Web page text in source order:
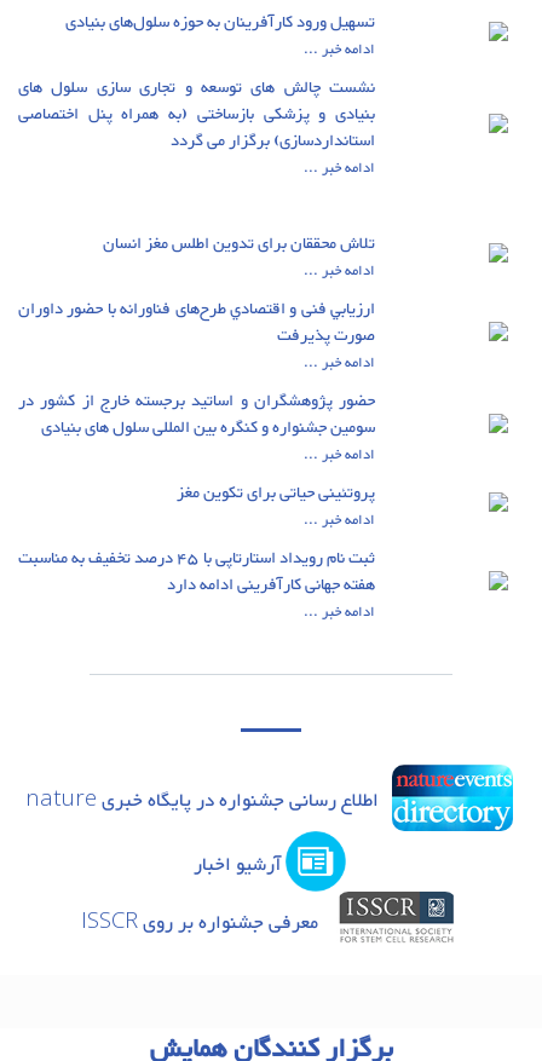
تسهیل ورود کارآفرینان به حوزه سلول‌های بنیادی
ادامه خبر ...
نشست چالش های توسعه و تجاری سازی سلول های
بنیادی و پزشکی بازساختی (به همراه پنل اختصاصی
استانداردسازی) برگزار می گردد
ادامه خبر ...
تلاش محققان برای تدوین اطلس مغز انسان
ادامه خبر ...
ارزيابي فنی و اقتصادي طرح‌های فناورانه با حضور داوران
صورت پذیرفت
ادامه خبر ...
حضور پژوهشگران و اساتید برجسته خارج از کشور در
سومین جشنواره و کنگره بین المللی سلول های بنیادی
ادامه خبر ...
پروتئینی حیاتی برای تکوین مغز
ادامه خبر ...
ثبت نام رویداد استارتاپی با 45 درصد تخفیف به مناسبت
هفته جهانی کارآفرینی ادامه دارد
ادامه خبر ...
اطلاع رسانی جشنواره در پایگاه خبری nature
آرشیو اخبار
معرفی جشنواره بر روی ISSCR
برگزار کنندگان همایش